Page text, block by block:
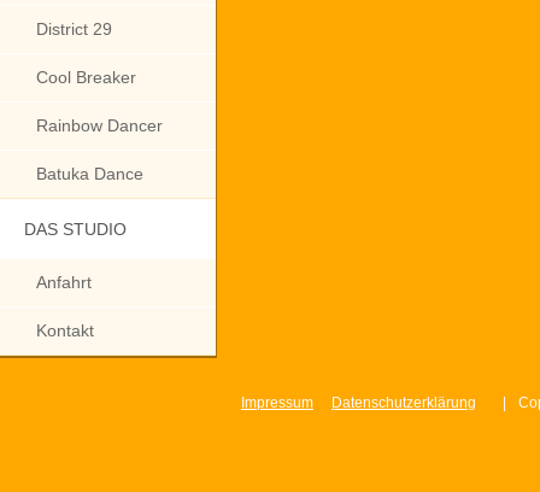
District 29
Cool Breaker
Rainbow Dancer
Batuka Dance
DAS STUDIO
Anfahrt
Kontakt
Impressum Datenschutzerklärung